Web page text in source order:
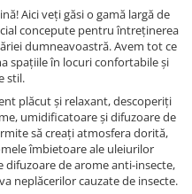
Aici veți găsi o gamă largă de
concepute pentru întreținerea
dumneavoastră. Avem tot ce
spațiile în locuri confortabile și
stil.
plăcut și relaxant, descoperiți
umidificatoare și difuzoare de
să creați atmosfera dorită,
îmbietoare ale uleiurilor
difuzoare de arome anti-insecte,
neplăcerilor cauzate de insecte.